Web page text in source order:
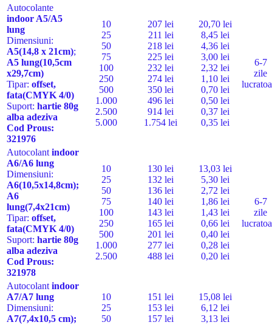
Autocolante
indoor A5/A5
lung
Dimensiuni:
A5(14,8 x 21cm);
A5 lung(10,5cm
x29,7cm)
Tipar: offset,
fata(CMYK 4/0)
Suport: hartie 80g
alba adeziva
Cod Prous:
321976
10
25
50
75
100
250
500
1.000
2.500
5.000
207 lei
211 lei
218 lei
225 lei
232 lei
274 lei
350 lei
496 lei
914 lei
1.754 lei
20,70 lei
8,45 lei
4,36 lei
3,00 lei
2,32 lei
1,10 lei
0,70 lei
0,50 lei
0,37 lei
0,35 lei
6-7
zile
Autocolant indoor
A6/A6 lung
Dimensiuni:
A6(10,5x14,8cm);
A6
lung(7,4x21cm)
Tipar: offset,
fata(CMYK 4/0)
Suport: hartie 80g
alba adeziva
Cod Prous:
321978
10
25
50
75
100
250
500
1.000
2.500
130 lei
132 lei
136 lei
140 lei
143 lei
165 lei
201 lei
277 lei
488 lei
13,03 lei
5,30 lei
2,72 lei
1,86 lei
1,43 lei
0,66 lei
0,40 lei
0,28 lei
0,20 lei
6-7
zile
Autocolant indoor
A7/A7 lung
Dimensiuni:
A7(7,4x10,5 cm);
10
25
50
151 lei
153 lei
157 lei
15,08 lei
6,12 lei
3,13 lei